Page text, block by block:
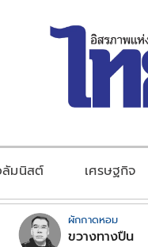
มนิสต์ เศรษฐกิจ
ผักกาดหอม
ขวางทางปืน